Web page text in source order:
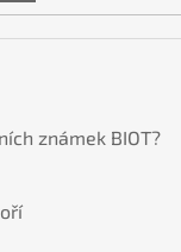
známek BIOT?